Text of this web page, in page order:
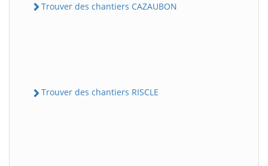
Trouver des chantiers CAZAUBON
Trouver des chantiers RISCLE